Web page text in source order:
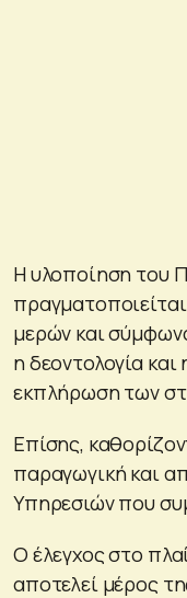
Η υλοποίηση του
μερών και
η δεοντολογία και
εκπλήρωση των
Επίσης,
παραγωγική και
Υπηρεσιών που
Ο έλεγχος στο
αποτελεί μέρος